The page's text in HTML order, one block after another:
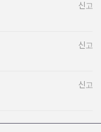
신고
신고
신고